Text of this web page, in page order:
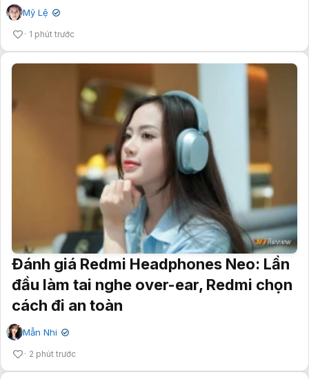
Mỹ Lệ ✔
1 phút trước
Đánh giá Redmi Headphones Neo: Lần
đầu làm tai nghe over-ear, Redmi chọn
cách đi an toàn
Mẫn Nhi ✔
2 phút trước